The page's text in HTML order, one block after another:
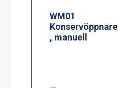
WM01
Konservöppnare
, manuell